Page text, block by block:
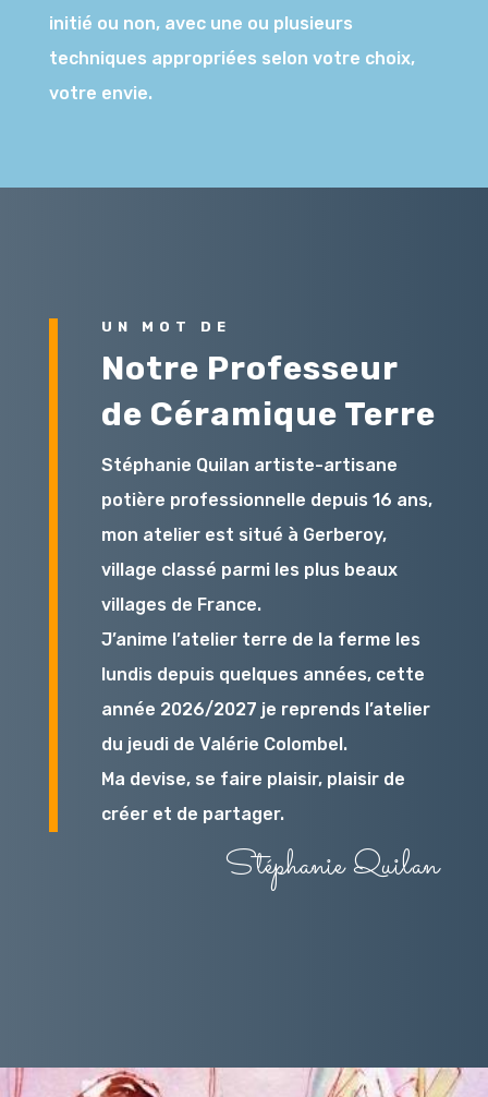
initié ou non, avec une ou plusieurs
techniques appropriées selon votre choix,
votre envie.
UN MOT DE
Notre Professeur
de Céramique Terre
Stéphanie Quilan artiste-artisane
potière professionnelle depuis 16 ans,
mon atelier est situé à Gerberoy,
village classé parmi les plus beaux
villages de France.
J’anime l’atelier terre de la ferme les
lundis depuis quelques années, cette
année 2026/2027 je reprends l’atelier
du jeudi de Valérie Colombel.
Ma devise, se faire plaisir, plaisir de
créer et de partager.
Stéphanie Quilan